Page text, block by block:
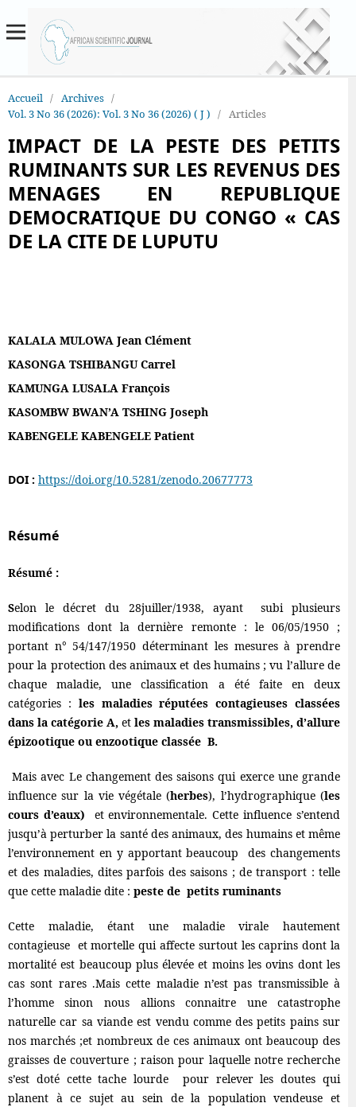
Accueil / Archives /
Vol. 3 No 36 (2026): Vol. 3 No 36 (2026) ( J ) / Articles
IMPACT DE LA PESTE DES PETITS
RUMINANTS SUR LES REVENUS DES
MENAGES EN REPUBLIQUE
DEMOCRATIQUE DU CONGO « CAS
DE LA CITE DE LUPUTU
KALALA MULOWA Jean Clément
KASONGA TSHIBANGU Carrel
KAMUNGA LUSALA François
KASOMBW BWAN’A TSHING Joseph
KABENGELE KABENGELE Patient
DOI : https://doi.org/10.5281/zenodo.20677773
Résumé
Résumé :
Selon le décret du 28juiller/1938, ayant subi plusieurs
modifications dont la dernière remonte : le 06/05/1950 ;
portant n° 54/147/1950 déterminant les mesures à prendre
pour la protection des animaux et des humains ; vu l’allure de
chaque maladie, une classification a été faite en deux
catégories : les maladies réputées contagieuses classées
dans la catégorie A, et les maladies transmissibles, d’allure
épizootique ou enzootique classée B.
Mais avec Le changement des saisons qui exerce une grande
influence sur la vie végétale (herbes), l’hydrographique (les
cours d’eaux) et environnementale. Cette influence s’entend
jusqu’à perturber la santé des animaux, des humains et même
l’environnement en y apportant beaucoup des changements
et des maladies, dites parfois des saisons ; de transport : telle
que cette maladie dite : peste de petits ruminants
Cette maladie, étant une maladie virale hautement
contagieuse et mortelle qui affecte surtout les caprins dont la
mortalité est beaucoup plus élevée et moins les ovins dont les
cas sont rares .Mais cette maladie n’est pas transmissible à
l’homme sinon nous allions connaitre une catastrophe
naturelle car sa viande est vendu comme des petits pains sur
nos marchés ;et nombreux de ces animaux ont beaucoup des
graisses de couverture ; raison pour laquelle notre recherche
s’est doté cette tache lourde pour relever les doutes qui
planent à ce sujet au sein de la population vendeuse et